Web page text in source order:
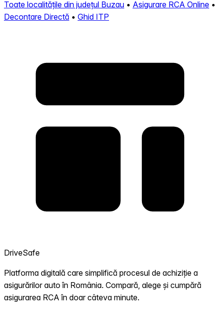
Toate localitățile din județul Buzau • Asigurare RCA Online •
Decontare Directă • Ghid ITP
DriveSafe
Platforma digitală care simplifică procesul de achiziție a
asigurărilor auto în România. Compară, alege și cumpără
asigurarea RCA în doar câteva minute.